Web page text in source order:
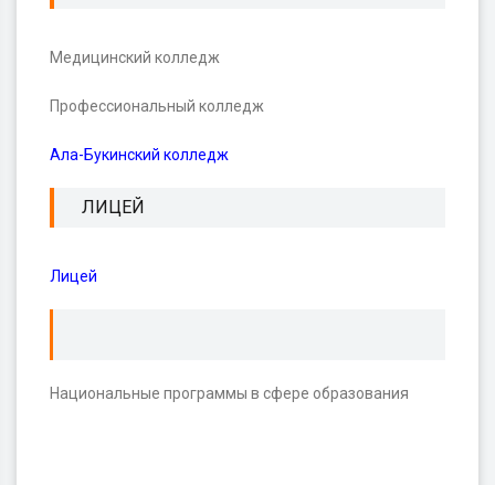
Медицинский колледж
Профессиональный колледж
Ала-Букинский колледж
ЛИЦЕЙ
Лицей
Национальные программы в сфере образования